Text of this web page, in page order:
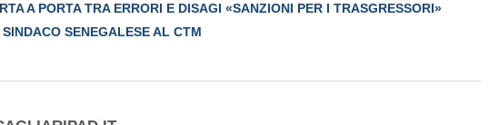
A PORTA TRA ERRORI E DISAGI «SANZIONI PER I TRASGRESSORI»
SINDACO SENEGALESE AL CTM